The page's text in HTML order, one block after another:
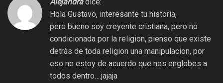
Alejandra dice:
Hola Gustavo, interesante tu historia,
pero bueno soy creyente cristiana, pero no
condicionada por la religion, pienso que existe
detràs de toda religion una manipulacion, por
eso no estoy de acuerdo que nos englobes a
todos dentro….jajaja